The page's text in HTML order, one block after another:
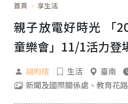
首頁 享生活
親子放電好時光 「
童樂會」11/1活力登
胡昀瑄 生活 臺南
新聞及國際關係處、教育花